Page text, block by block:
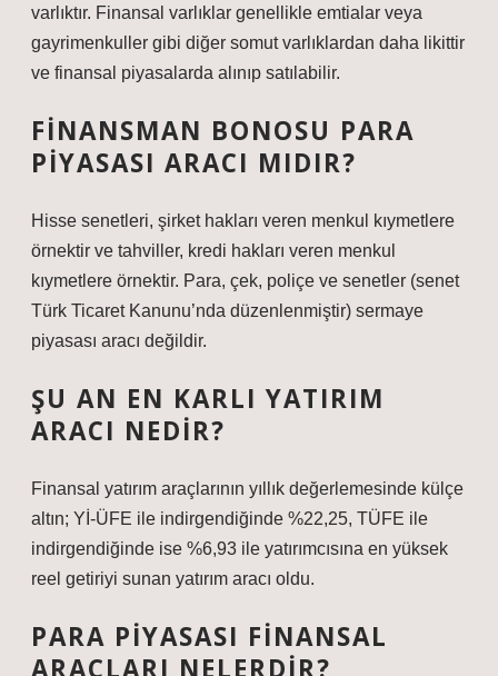
varlıktır. Finansal varlıklar genellikle emtialar veya
gayrimenkuller gibi diğer somut varlıklardan daha likittir
ve finansal piyasalarda alınıp satılabilir.
FINANSMAN BONOSU PARA
PIYASASI ARACI MIDIR?
Hisse senetleri, şirket hakları veren menkul kıymetlere
örnektir ve tahviller, kredi hakları veren menkul
kıymetlere örnektir. Para, çek, poliçe ve senetler (senet
Türk Ticaret Kanunu’nda düzenlenmiştir) sermaye
piyasası aracı değildir.
ŞU AN EN KARLI YATIRIM
ARACI NEDIR?
Finansal yatırım araçlarının yıllık değerlemesinde külçe
altın; Yİ-ÜFE ile indirgendiğinde %22,25, TÜFE ile
indirgendiğinde ise %6,93 ile yatırımcısına en yüksek
reel getiriyi sunan yatırım aracı oldu.
PARA PIYASASI FINANSAL
ARAÇLARI NELERDIR?